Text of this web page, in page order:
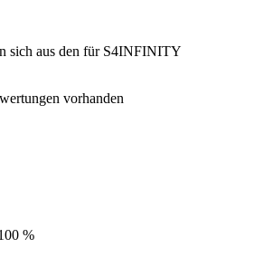
sich aus den für S4INFINITY
vorhanden
%